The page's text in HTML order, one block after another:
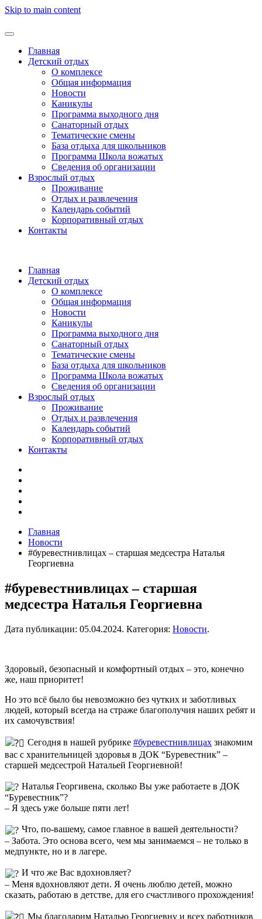
Skip to main content
Главная
Детский отдых
О комплексе
Общая информация
Новости
Каникулы
Программа выходного дня
Санаторный отдых
Тематические смены
База отдыха для школьников
Программа Школа вожатых
Cведения об организации
Взрослый отдых
Проживание
Отдых и развлечения
Календарь событий
Корпоративный отдых
Контакты
Главная
Детский отдых
О комплексе
Общая информация
Новости
Каникулы
Программа выходного дня
Санаторный отдых
Тематические смены
База отдыха для школьников
Программа Школа вожатых
Cведения об организации
Взрослый отдых
Проживание
Отдых и развлечения
Календарь событий
Корпоративный отдых
Контакты
Главная
Новости
#буревестнивлицах – старшая медсестра Наталья
Георгиевна
#буревестнивлицах – старшая
медсестра Наталья Георгиевна
Дата публикации: 05.04.2024. Категория: Новости.
Здоровый, безопасный и комфортный отдых – это, конечно
же, наш приоритет!
Но это всё было бы невозможно без чутких и заботливых
людей, который всегда на страже благополучия наших ребят и
их самочувствия!
Сегодня в нашей рубрике#буревестнивлицах знакомим
вас с хранительницей здоровья в ДОК “Буревестник” –
старшей медсестрой Натальей Георгиевной!
Наталья Георгивена, сколько Вы уже работаете в ДОК
“Буревестник”?
– Я здесь уже больше пяти лет!
Что, по-вашему, самое главное в вашей деятельности?
– Забота. Это основа всего, чем мы занимаемся – не только в
медпункте, но и в лагере.
И что же Вас вдохновляет?
– Меня вдохновляют дети. Я очень люблю детей, можно
сказать, работаю в детстве, для его счастливого прохождения!
Мы благодарим Наталью Георгиевну и всех работников